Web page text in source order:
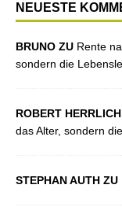
NEUESTE
BRUNO ZU Rente
sondern die
ROBERT
das Alter, sondern
STEPHAN AUTH ZU